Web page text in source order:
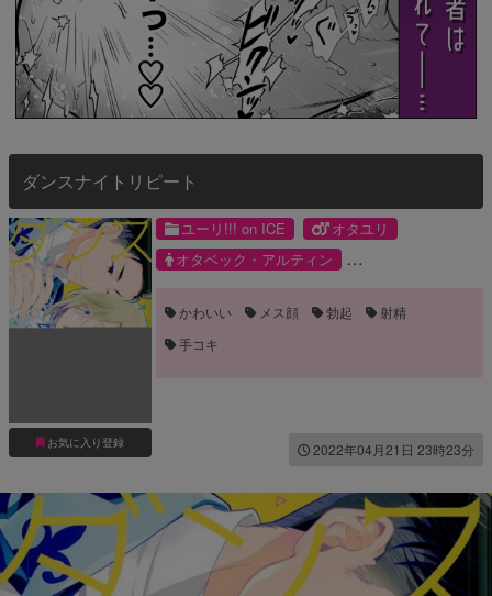
ダンスナイトリピート
お気に入り登録
ユーリ!!! on ICE
オタユリ
オタベック・アルティン
かわいい メス顔 勃起
射精
手コキ
2022年04月21日 23時23分